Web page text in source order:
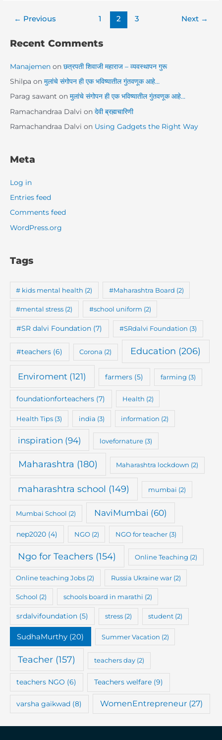
← Previous 1 2 3 Next →
Recent Comments
Manajemenon छत्रपती शिवाजी महाराज – व्यवस्थापन गुरू
Shilpa on मुलांचे संगोपन ही एक भविष्यातील गुंतवणूक आहे…
Parag sawant on मुलांचे संगोपन ही एक भविष्यातील गुंतवणूक आहे…
Ramachandraa Dalvi on देवी ब्रह्मचारिणी
Ramachandraa Dalvi on Using Gadgets the Right Way
Meta
Log in
Entries feed
Comments feed
WordPress.org
Tags
# kids mental health (2) #Maharashtra Board (2)
#mental stress (2) #school uniform (2)
#SR dalvi Foundation (7) #SRdalvi Foundation (3)
#teachers (6) Corona (2) Education (206)
Enviroment (121) farmers (5) farming (3)
foundationforteachers (7) Health (2)
Health Tips(3) india (3) information (2)
inspiration (94) lovefornature (3)
Maharashtra (180) Maharashtra lockdown (2)
maharashtra school (149) mumbai (2)
Mumbai School (2) NaviMumbai (60)
nep2020(4) NGO(2) NGO for teacher (3)
Ngo for Teachers (154) Online Teaching (2)
Online teaching Jobs (2) Russia Ukraine war(2)
School (2) schools board in marathi (2)
srdalvifoundation (5) stress (2) student (2)
SudhaMurthy (20) Summer Vacation (2)
Teacher (157) teachers day (2)
teachers NGO (6) Teachers welfare(9)
varsha gaikwad (8) WomenEntrepreneur (27)